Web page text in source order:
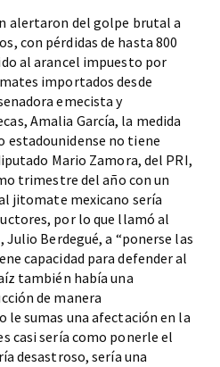
alertaron del golpe brutal a
con pérdidas de hasta 800
al arancel impuesto por
importados desde
emecista y
Amalia García, la medida
estadounidense no tiene
Mario Zamora, del PRI,
trimestre del año con un
jitomate mexicano sería
por lo que llamó al
Berdegué, a “ponerse las
capacidad para defender al
también había una
de manera
le sumas una afectación en la
casi sería como ponerle el
desastroso, sería una